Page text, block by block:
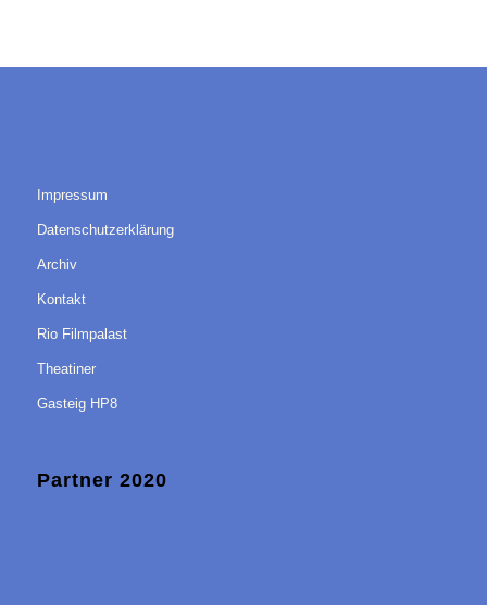
Impressum
Datenschutzerklärung
Archiv
Kontakt
Rio Filmpalast
Theatiner
Gasteig HP8
Partner 2020